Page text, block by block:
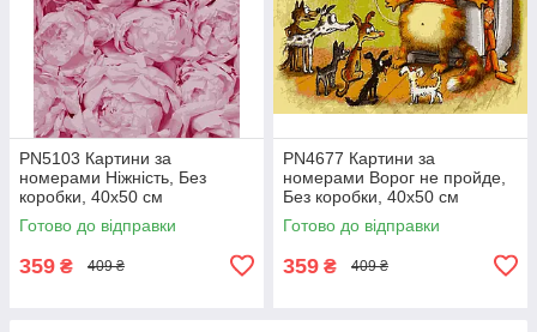
PN5103 Картини за
номерами Ніжність, Без
коробки, 40х50 см
Готово до відправки
359 ₴ 409 ₴
PN4677 Картини за
номерами Ворог не пройде,
Без коробки, 40х50 см
Готово до відправки
359 ₴ 409 ₴